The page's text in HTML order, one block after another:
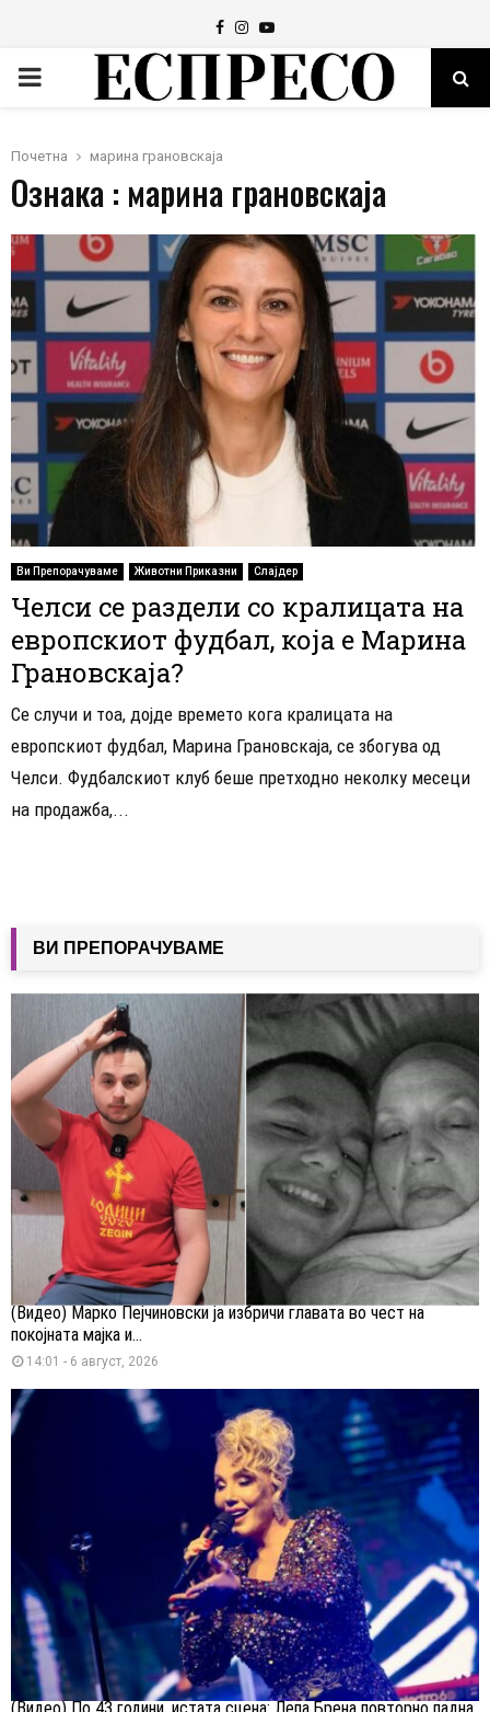
Facebook
Instagram
Youtube
PRIMARY
Почетна марина грановскаја
Ознака : марина грановскаја
Ви Препорачуваме Животни Приказни Слајдер
Челси се раздели со кралицата на
европскиот фудбал, која е Марина
Грановскаја?
Се случи и тоа, дојде времето кога кралицата на
европскиот фудбал, Марина Грановскаја, се збогува од
Челси. Фудбалскиот клуб беше претходно неколку месеци
на продажба,...
ВИ ПРЕПОРАЧУВАМЕ
(Видео) Марко Пејчиновски ја избричи главата во чест на
покојната мајка и...
14:01 - 6 август, 2026